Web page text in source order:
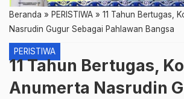
Beranda » PERISTIWA » 11 Tahun Bertugas,
Nasrudin Gugur Sebagai Pahlawan Bangsa
PERISTIWA
11 Tahun Bertugas,
Anumerta Nasrudin